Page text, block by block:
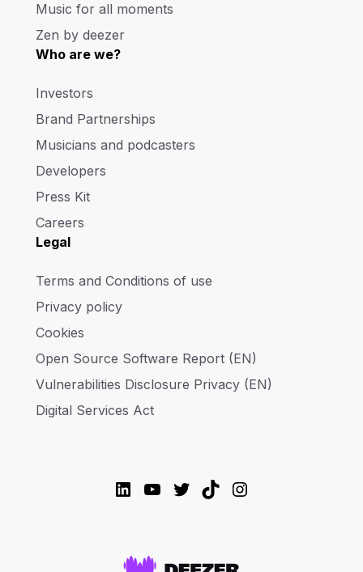
Music for all moments
Zen by deezer
Who are we?
Investors
Brand Partnerships
Musicians and podcasters
Developers
Press Kit
Careers
Legal
Terms and Conditions of use
Privacy policy
Cookies
Open Source Software Report (EN)
Vulnerabilities Disclosure Privacy (EN)
Digital Services Act
LinkedIn
YouTube
Twitter
TikTokInstagram